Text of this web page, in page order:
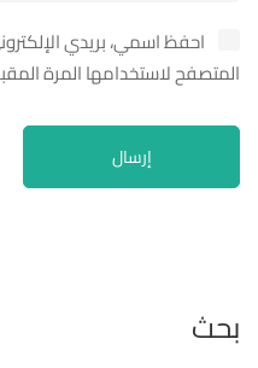
بحث
احفظ اسمي، بريدي
المتصفح لاستخدامها المرة